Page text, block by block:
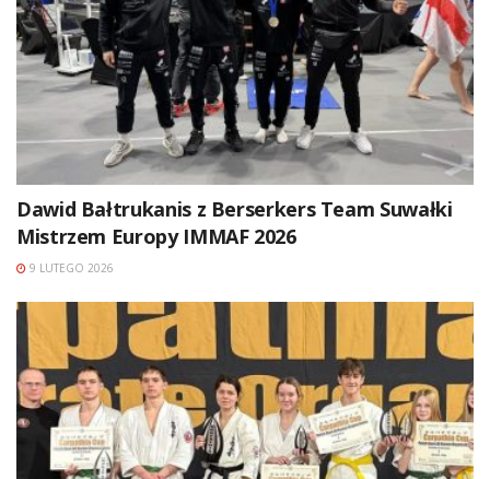
Dawid Bałtrukanis z Berserkers Team Suwałki
Mistrzem Europy IMMAF 2026
9 LUTEGO 2026